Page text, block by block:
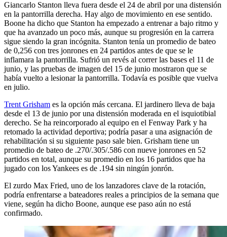
Giancarlo Stanton lleva fuera desde el 24 de abril por una distensión
en la pantorrilla derecha. Hay algo de movimiento en ese sentido.
Boone ha dicho que Stanton ha empezado a entrenar a bajo ritmo y
que ha avanzado un poco más, aunque su progresión en la carrera
sigue siendo la gran incógnita. Stanton tenía un promedio de bateo
de 0,256 con tres jonrones en 24 partidos antes de que se le
inflamara la pantorrilla. Sufrió un revés al correr las bases el 11 de
junio, y las pruebas de imagen del 15 de junio mostraron que se
había vuelto a lesionar la pantorrilla. Todavía es posible que vuelva
en julio.
Trent Grisham es la opción más cercana. El jardinero lleva de baja
desde el 13 de junio por una distensión moderada en el isquiotibial
derecho. Se ha reincorporado al equipo en el Fenway Park y ha
retomado la actividad deportiva; podría pasar a una asignación de
rehabilitación si su siguiente paso sale bien. Grisham tiene un
promedio de bateo de .270/.305/.586 con nueve jonrones en 52
partidos en total, aunque su promedio en los 16 partidos que ha
jugado con los Yankees es de .194 sin ningún jonrón.
El zurdo Max Fried, uno de los lanzadores clave de la rotación,
podría enfrentarse a bateadores reales a principios de la semana que
viene, según ha dicho Boone, aunque ese paso aún no está
confirmado.